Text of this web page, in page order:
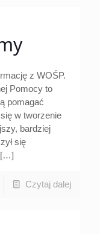
z WOŚP.
Pomocy to
pomagać
w tworzenie
bardziej
się
[…]
Czytaj dalej